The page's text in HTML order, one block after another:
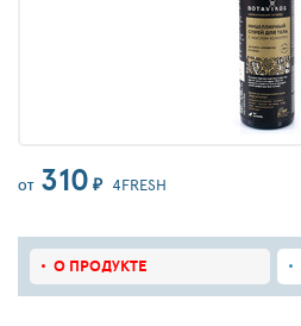
ОТ 310 ₽ 4FRESH
О ПРОДУКТЕ